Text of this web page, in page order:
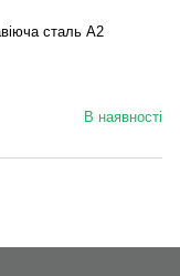
сталь A2
В наявності